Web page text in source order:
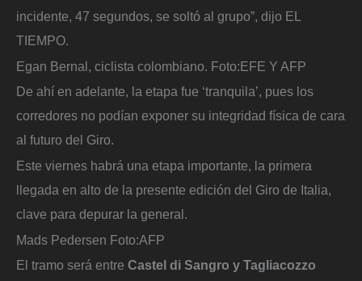
incidente, 47 segundos, se soltó al grupo”, dijo EL
TIEMPO.
Egan Bernal, ciclista colombiano. Foto:EFE Y AFP
De ahí en adelante, la etapa fue ‘tranquila’, pues los
corredores no podían exponer su integridad física de cara
al futuro del Giro.
Este viernes habrá una etapa importante, la primera
llegada en alto de la presente edición del Giro de Italia,
clave para depurar la general.
Mads Pedersen Foto:AFP
El tramo será entre Castel di Sangro y Tagliacozzo